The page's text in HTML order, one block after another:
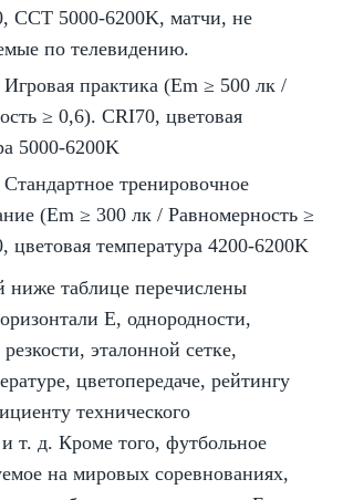
CCT 5000-6200K, матчи, не
по телевидению.
практика (Em ≥ 500 лк /
≥ 0,6). CRI70, цветовая
5000-6200K
тренировочное
(Em ≥ 300 лк / Равномерность ≥
цветовая температура 4200-6200K
ниже таблице перечислены
Е, однородности,
эталонной сетке,
цветопередаче, рейтингу
технического
т. д. Кроме того, футбольное
на мировых соревнованиях,